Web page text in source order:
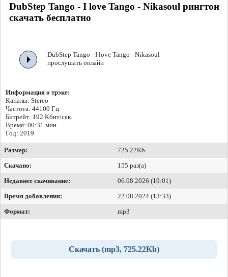
DubStep Tango - I love Tango - Nikasoul рингтон
скачать бесплатно
DubStep Tango - I love Tango - Nikasoul
прослушать онлайн
Информация о трэке:
Каналы: Stereo
Частота: 44100 Гц
Битрейт: 192 Кбит/сек.
Время: 00:31 мин
Год: 2019
Размер:
725.22Kb
Скачано:
155 раз(а)
Недавнее скачивание:
06.08.2026 (19:01)
Время добавления:
22.08.2024 (13:33)
Формат:
mp3
Скачать (mp3, 725.22Kb)